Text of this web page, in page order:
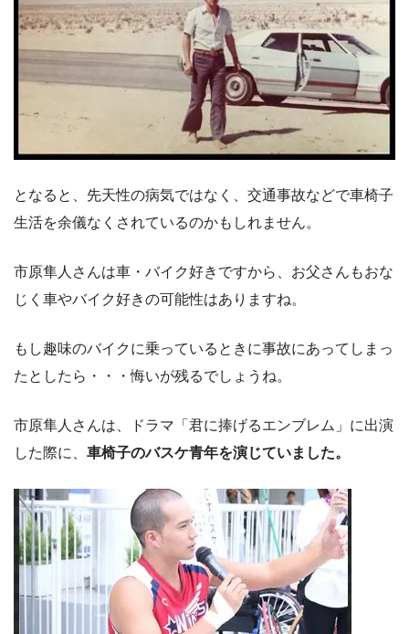
となると、先天性の病気ではなく、交通事故などで車椅子
生活を余儀なくされているのかもしれません。
市原隼人さんは車・バイク好きですから、お父さんもおな
じく車やバイク好きの可能性はありますね。
もし趣味のバイクに乗っているときに事故にあってしまっ
たとしたら・・・悔いが残るでしょうね。
市原隼人さんは、ドラマ「君に捧げるエンブレム」に出演
した際に、 車椅子のバスケ青年を演じていました。